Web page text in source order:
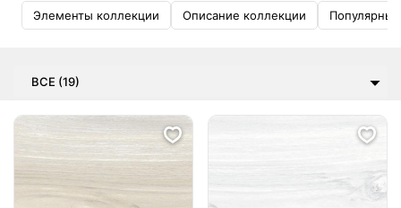
Элементы коллекции Описание коллекции
ВСЕ (19)